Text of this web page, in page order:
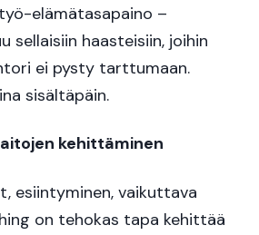
elämätasapaino –
sellaisiin haasteisiin, joihin
ei pysty tarttumaan.
sisältäpäin.
kehittäminen
esiintyminen, vaikuttava
on tehokas tapa kehittää